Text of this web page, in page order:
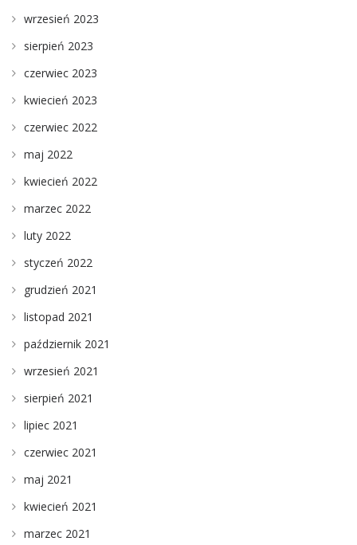
wrzesień 2023
sierpień 2023
czerwiec 2023
kwiecień 2023
czerwiec 2022
maj 2022
kwiecień 2022
marzec 2022
luty 2022
styczeń 2022
grudzień 2021
listopad 2021
październik 2021
wrzesień 2021
sierpień 2021
lipiec 2021
czerwiec 2021
maj 2021
kwiecień 2021
marzec 2021